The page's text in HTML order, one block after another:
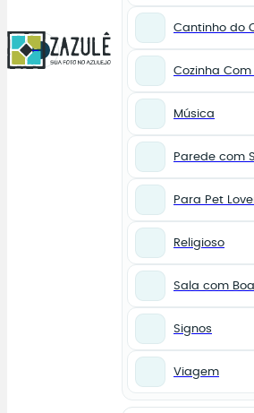
0
Cantinho do
Cozinha Com
Música
Parede com
Para Pet
Religioso
Sala com
Signos
Viagem